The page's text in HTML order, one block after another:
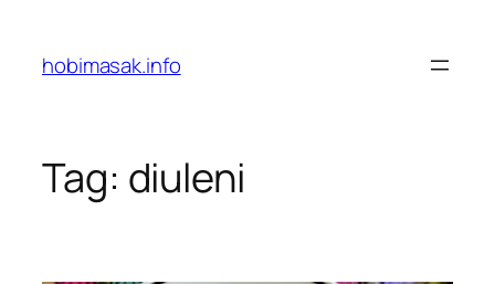
content
hobimasak.info
Tag: diuleni